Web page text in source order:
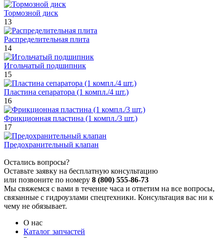
Тормозной диск
13
Распределительная плита
14
Игольчатый подшипник
15
Пластина сепаратора (1 компл./4 шт.)
16
Фрикционная пластина (1 компл./3 шт.)
17
Предохранительный клапан
Остались вопросы?
Оставьте заявку на бесплатную консультацию
или позвоните по номеру 8 (800) 555-86-73
Мы свяжемся с вами в течение часа и ответим на все вопросы,
связанные с гидроузлами спецтехники. Консультация вас ни к
чему не обязывает.
О нас
Каталог запчастей